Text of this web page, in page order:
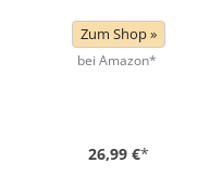
Zum Shop »
bei Amazon*
26,99 €*